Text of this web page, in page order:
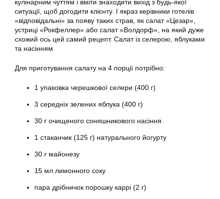
кулінарним чуттям і вміти знаходити вихід з будь-якої
ситуації, щоб догодити клієнту. І якраз керівники готелів
«відповідальні» за появу таких страв, як салат «Цезар»,
устриці «Рокфеллер» або салат «Волдорф», на який дуже
схожий ось цей самий рецепт. Салат із селерою, яблуками
та насінням
Для приготування салату на 4 порції потрібно:
1 упаковка черешкової селери (400 г)
3 середніх зелених яблука (400 г)
30 г очищеного соняшникового насіння
1 стаканчик (125 г) натурального йогурту
30 г майонезу
15 мл лимонного соку
пара дрібничок порошку каррі (2 г)